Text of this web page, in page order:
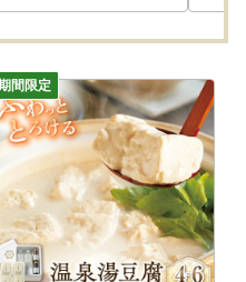
附金の受付、入金及び返礼
問い合わせ、寄附の使い道
のであり、それ以外の目的
返礼品発送に関して、必要
い事業者に通知します。
】
品名を不正に使用し、掲載
す。
、申し込み金額を値引きす